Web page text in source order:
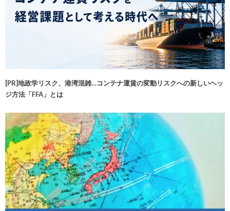
[PR]地政学リスク、港湾混雑…コンテナ運賃の変動リスクへの新しいヘッ
ジ方法「FFA」とは